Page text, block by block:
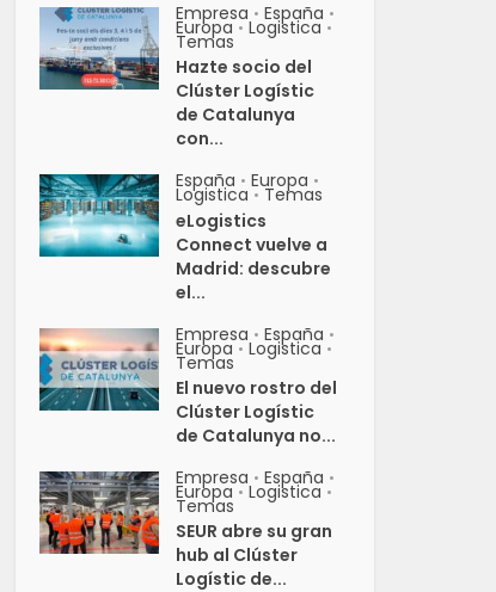
Empresa • España •
Europa • Logistica •
Temas
Hazte socio del
Clúster Logístic
de Catalunya
con...
España • Europa •
Logistica • Temas
eLogistics
Connect vuelve a
Madrid: descubre
el...
Empresa • España •
Europa • Logistica •
Temas
El nuevo rostro del
Clúster Logístic
de Catalunya no...
Empresa • España •
Europa • Logistica •
Temas
SEUR abre su gran
hub al Clúster
Logístic de...